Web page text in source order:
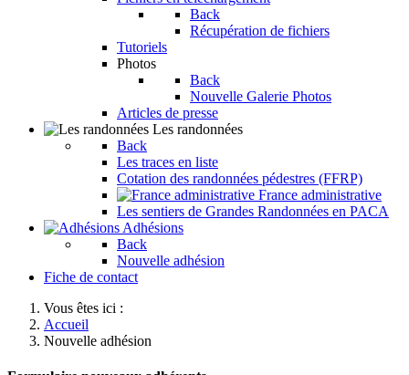
Back
Récupération de fichiers
Tutoriels
Photos
Back
Nouvelle Galerie Photos
Articles de presse
Les randonnées
Back
Les traces en liste
Cotation des randonnées pédestres (FFRP)
France administrative
Les sentiers de Grandes Randonnées en PACA
Adhésions
Back
Nouvelle adhésion
Fiche de contact
Vous êtes ici :
Accueil
Nouvelle adhésion